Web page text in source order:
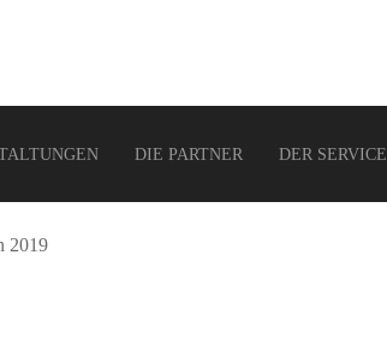
DIE PARTNER DER SERVICE
2019